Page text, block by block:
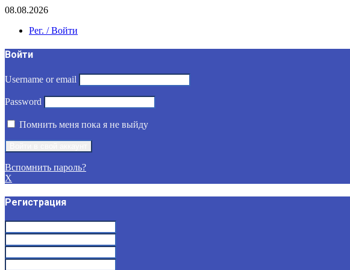
08.08.2026
Рег. / Войти
Войти
Username or email
Password
Помнить меня пока я не выйду
Вспомнить пароль?
X
Регистрация